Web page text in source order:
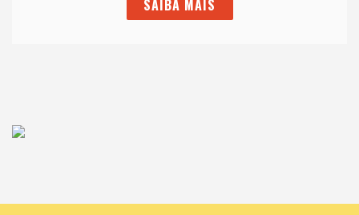
SAIBA MAIS